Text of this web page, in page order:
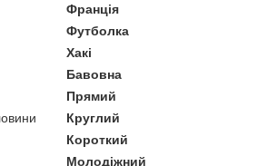
Франція
Футболка
Хакі
Бавовна
Прямий
Круглий
Короткий
Молодіжний